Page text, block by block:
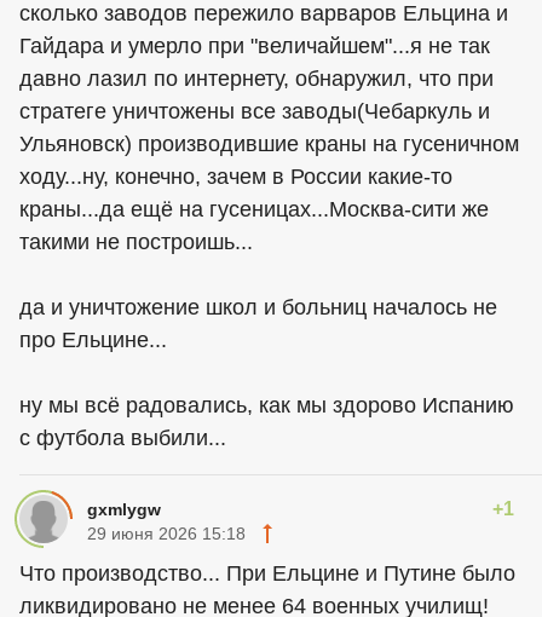
сколько заводов пережило варваров Ельцина и
Гайдара и умерло при "величайшем"...я не так
давно лазил по интернету, обнаружил, что при
стратеге уничтожены все заводы(Чебаркуль и
Ульяновск) производившие краны на гусеничном
ходу...ну, конечно, зачем в России какие-то
краны...да ещё на гусеницах...Москва-сити же
такими не построишь...
да и уничтожение школ и больниц началось не
про Ельцине...
ну мы всё радовались, как мы здорово Испанию
с футбола выбили...
gxmlygw +1
29 июня 2026 15:18
Что производство... При Ельцине и Путине было
ликвидировано не менее 64 военных училищ!